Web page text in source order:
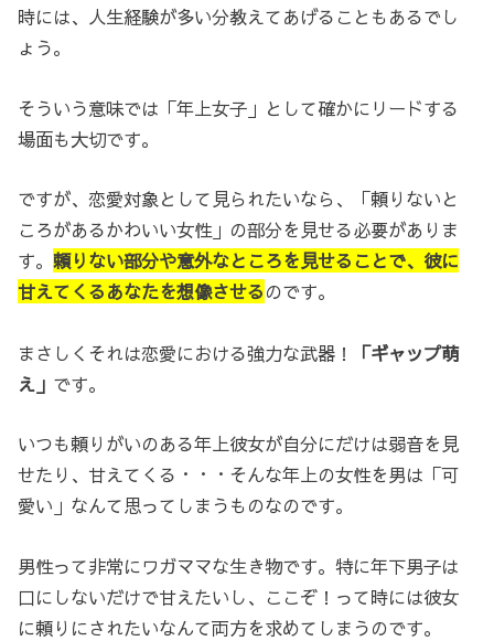
時には、人生経験が多い分教えてあげることもあるでし
ょう。
そういう意味では「年上女子」として確かにリードする
場面も大切です。
ですが、恋愛対象として見られたいなら、「頼りないと
ころがあるかわいい女性」の部分を見せる必要がありま
す。頼りない部分や意外なところを見せることで、彼に
甘えてくるあなたを想像させるのです。
まさしくそれは恋愛における強力な武器！
「ギャップ萌
え」 です。
いつも頼りがいのある年上彼女が自分にだけは弱音を見
せたり、甘えてくる・・・そんな年上の女性を男は「可
愛い」なんて思ってしまうものなのです。
男性って非常にワガママな生き物です。特に年下男子は
口にしないだけで甘えたいし、ここぞ！って時には彼女
に頼りにされたいなんて両方を求めてしまうのです。